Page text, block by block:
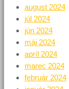
august 2024
júl 2024
jún 2024
máj 2024
apríl 2024
marec 2024
február 2024